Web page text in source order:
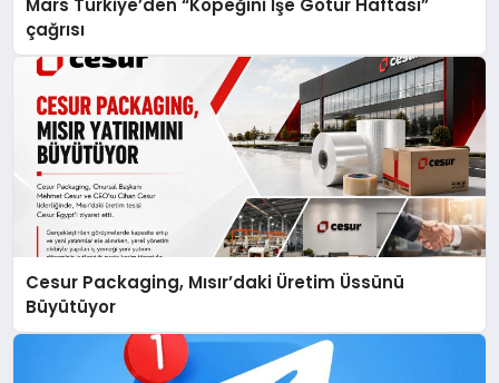
Mars Türkiye’den “Köpeğini İşe Götür Haftası”
çağrısı
Cesur Packaging, Mısır’daki Üretim Üssünü
Büyütüyor